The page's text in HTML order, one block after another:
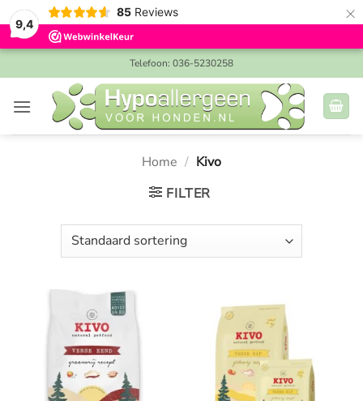
9,4
85 Reviews ×
Ga
naar
inhoud
Telefoon: 036-5230258
Home / Kivo
FILTER